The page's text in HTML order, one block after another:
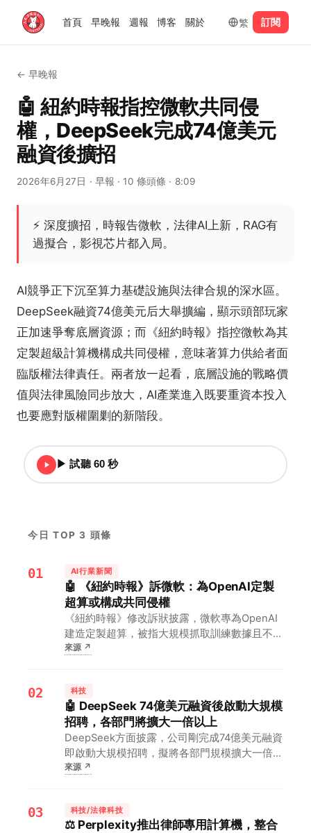
首頁 早晚報 週報 博客 關於 繁 訂閱
← 早晚報
🤖 紐約時報指控微軟共同侵
權，DeepSeek完成74億美元
融資後擴招
2026年6月27日 · 早報 · 10 條頭條 · 8:09
⚡ 深度擴招，時報告微軟，法律AI上新，RAG有
過擬合，影視芯片都入局。
AI競爭正下沉至算力基礎設施與法律合規的深水區。
DeepSeek融資74億美元后大舉擴編，顯示頭部玩家
正加速爭奪底層資源；而《紐約時報》指控微軟為其
定製超級計算機構成共同侵權，意味著算力供給者面
臨版權法律責任。兩者放一起看，底層設施的戰略價
值與法律風險同步放大，AI產業進入既要重資本投入
也要應對版權圍剿的新階段。
▶ 試聽 60 秒
今日 TOP 3 頭條
01 AI行業新聞
🤖 《紐約時報》訴微軟：為OpenAI定製
超算或構成共同侵權
《紐約時報》修改訴狀披露，微軟專為OpenAI
建造定製超算，被指大規模抓取訓練數據且不成
比例使用該報版權作品。對開發者和投資人而
來源↗
02 科技
🤖 DeepSeek 74億美元融資後啟動大規模
招聘，各部門將擴大一倍以上
DeepSeek方面披露，公司剛完成74億美元融資
即啟動大規模招聘，擬將各部門規模擴大一倍以
上。對國內大模型賽道而言，這意味著頭部廠商
來源↗
03 科技/法律科技
⚖️ Perplexity推出律師專用計算機，整合